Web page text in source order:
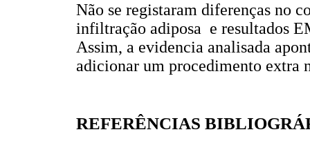
Não se registaram diferenças no
infiltração adiposa e resultados
Assim, a evidencia analisada
adicionar um procedimento extra
REFERÊNCIAS